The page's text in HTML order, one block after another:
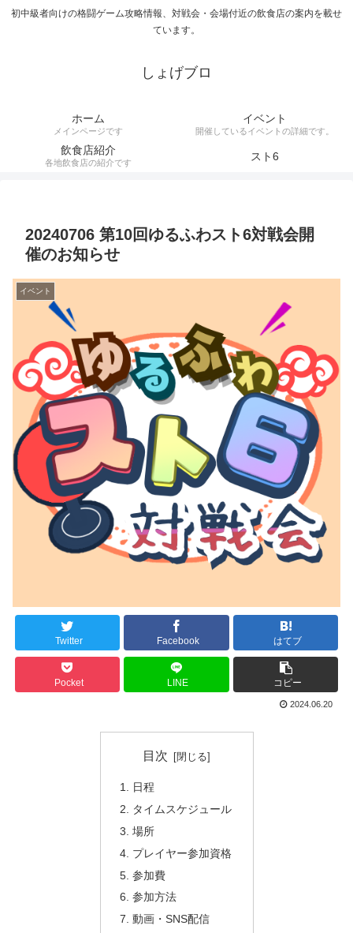
初中級者向けの格闘ゲーム攻略情報、対戦会・会場付近の飲食店の案内を載せ
ています。
しょげブロ
ホーム
メインページです
イベント
開催しているイベントの詳細です。
飲食店紹介
各地飲食店の紹介です スト6
20240706 第10回ゆるふわスト6対戦会開
催のお知らせ
イベント
Twitter Facebook はてブ
Pocket LINE コピー
2024.06.20
目次
日程
タイムスケジュール
場所
プレイヤー参加資格
参加費
参加方法
動画・SNS配信